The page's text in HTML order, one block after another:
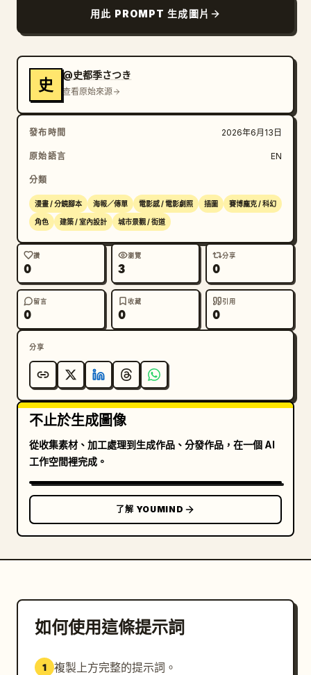
用此 PROMPT 生成圖片
史
@史都季さつき
查看原始來源
發布時間 2026年6月13日
原始語言 EN
分類
漫畫 / 分鏡腳本 海報／傳單 電影感 / 電影劇照 插圖 賽博龐克 / 科幻
角色 建築 / 室內設計 城市景觀 / 街道
讚
0
瀏覽
3
分享
0
留言
0
收藏
0
引用
0
分享
不止於生成圖像
從收集素材、加工處理到生成作品、分發作品，在一個 AI
工作空間裡完成。
了解 YOUMIND
如何使用這條提示詞
1 複製上方完整的提示詞。